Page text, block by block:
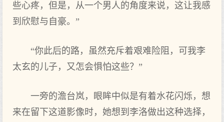
些心疼，但是，从一个男人的角度来说，这让我感
到欣慰与自豪。”
“你此后的路，虽然充斥着艰难险阻，可我李
太玄的儿子，又怎会惧怕这些？”
一旁的澹台岚，眼眸中似是有着水花闪烁，想
来在留下这道影像时，她想到李洛做出这种选择，